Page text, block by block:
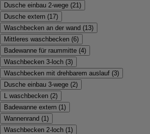
Dusche einbau 2-wege (21)
Dusche extern (17)
Waschbecken an der wand (13)
Mittleres waschbecken (6)
Badewanne für raummitte (4)
Waschbecken 3-loch (3)
Waschbecken mit drehbarem auslauf (3)
Dusche einbau 3-wege (2)
L waschbecken (2)
Badewanne extern (1)
Wannenrand (1)
Waschbecken 2-loch (1)